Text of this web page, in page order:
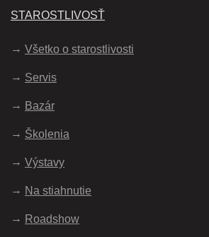
STAROSTLIVOSŤ
Všetko o starostlivosti
Servis
Bazár
Školenia
Výstavy
Na stiahnutie
Roadshow